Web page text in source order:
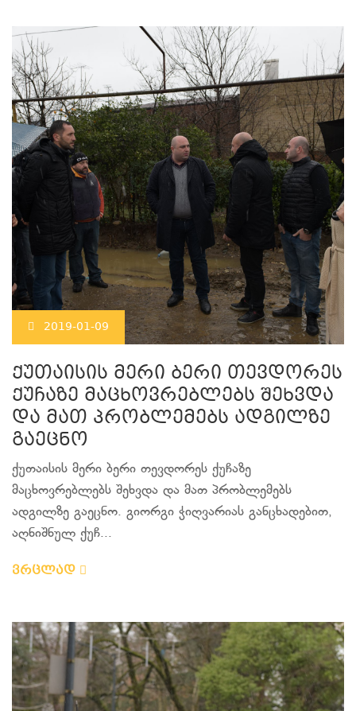
2019-01-09
ქუთაისის მერი ბერი თევდორეს
ქუჩაზე მაცხოვრებლებს შეხვდა
და მათ პრობლემებს ადგილზე
გაეცნო
ქუთაისის მერი ბერი თევდორეს ქუჩაზე
მაცხოვრებლებს შეხვდა და მათ პრობლემებს
ადგილზე გაეცნო. გიორგი ჭიღვარიას განცხადებით,
აღნიშნულ ქუჩ...
ვრცლად